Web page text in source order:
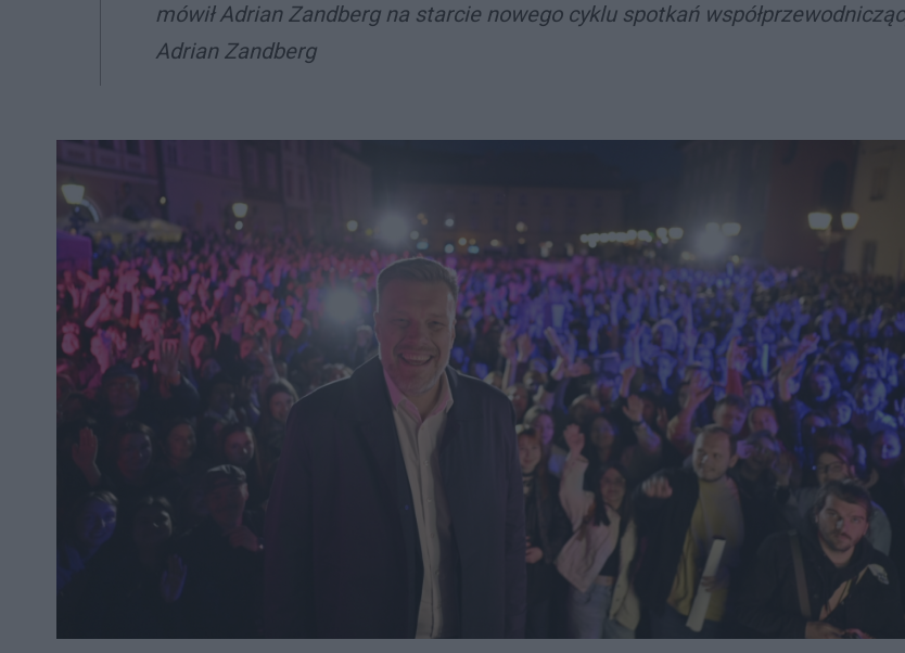
mówił Adrian Zandberg na starcie nowego cyklu spotkań
Adrian Zandberg